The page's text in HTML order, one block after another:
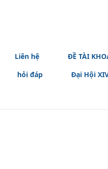
Liên hệ
ĐỀ TÀI
hỏi đáp Đại Hội